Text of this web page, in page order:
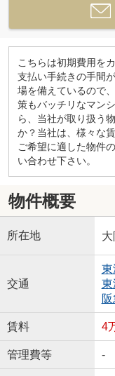
こちらは初期費用を
支払い手続きの手間
場を備えているので
策もバッチリなマン
ら、当社が取り扱う
か？当社は、様々な
ご希望に適した物件
い合わせ下さい。
物件概要
所在地
交通
東
東
賃料 4
管理費等 -